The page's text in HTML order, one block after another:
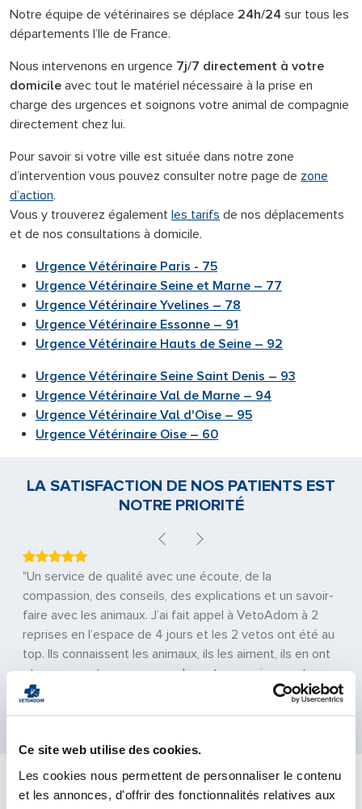
Ce site web utilise des cookies.
Les cookies nous permettent de personnaliser le contenu
et les annonces, d'offrir des fonctionnalités relatives aux
Notre équipe de vétérinaires se déplace 24h/24 sur tous les
départements l’Ile de France.
Nous intervenons en urgence 7j/7 directement à votre
domicile avec tout le matériel nécessaire à la prise en
charge des urgences et soignons votre animal de compagnie
directement chez lui.
Pour savoir si votre ville est située dans notre zone
d’intervention vous pouvez consulter notre page de zone
d’action.
Vous y trouverez également les tarifs de nos déplacements
et de nos consultations à domicile.
Urgence Vétérinaire Paris - 75
Urgence Vétérinaire Seine et Marne – 77
Urgence Vétérinaire Yvelines – 78
Urgence Vétérinaire Essonne – 91
Urgence Vétérinaire Hauts de Seine – 92
Urgence Vétérinaire Seine Saint Denis – 93
Urgence Vétérinaire Val de Marne – 94
Urgence Vétérinaire Val d'Oise – 95
Urgence Vétérinaire Oise – 60
LA SATISFACTION DE NOS PATIENTS EST
NOTRE PRIORITÉ
Previous
"Un service de qualité avec une écoute, de la
compassion, des conseils, des explications et un savoir-
faire avec les animaux. J’ai fait appel à VetoAdom à 2
reprises en l’espace de 4 jours et les 2 vetos ont été au
top. Ils connaissent les animaux, ils les aiment, ils en ont
et ne peuvent que comprendre notre angoisse, notre
peine quand notre animal n’est pas bien."